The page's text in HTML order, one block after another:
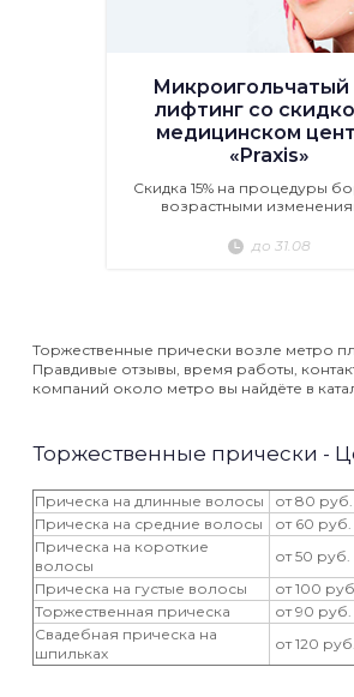
Микроигольчатый
лифтинг со
медицинском
«Praxis»
Скидка 15% на процедуры
возрастными
до 31.08
Торжественные прически возле метро пл
Правдивые отзывы, время работы,
компаний около метро вы найдёте в
Торжественные прически -
Прическа на длинные волосы
от 80 руб.
Прическа на средние волосы
от 60 руб.
Прическа на короткие
волосы
от 50 руб.
Прическа на густые волосы
от 100
Торжественная прическа
от 90 руб.
Свадебная прическа на
шпильках
от 120 руб.